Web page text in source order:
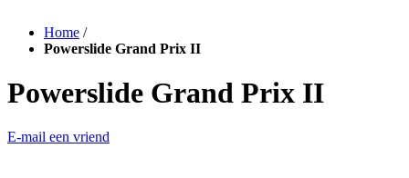
Home /
Powerslide Grand Prix II
Powerslide Grand Prix II
E-mail een vriend